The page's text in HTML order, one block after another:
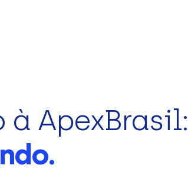
à ApexBrasil: